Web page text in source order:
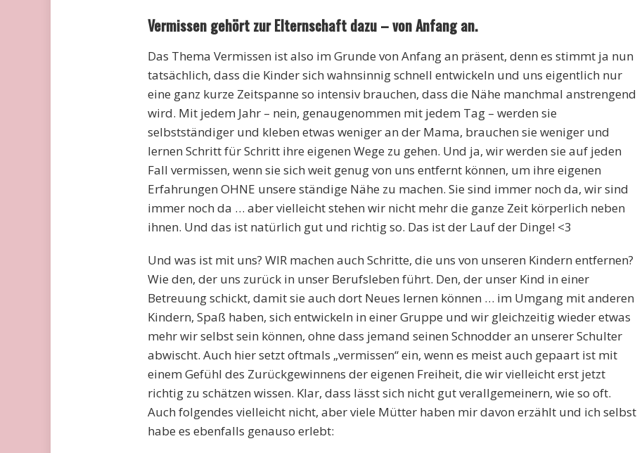
Vermissen gehört zur Elternschaft dazu – von Anfang an.
Das Thema Vermissen ist also im Grunde von Anfang an präsent, denn es stimmt ja nun
tatsächlich, dass die Kinder sich wahnsinnig schnell entwickeln und uns eigentlich nur
eine ganz kurze Zeitspanne so intensiv brauchen, dass die Nähe manchmal anstrengend
wird. Mit jedem Jahr – nein, genaugenommen mit jedem Tag – werden sie
selbstständiger und kleben etwas weniger an der Mama, brauchen sie weniger und
lernen Schritt für Schritt ihre eigenen Wege zu gehen. Und ja, wir werden sie auf jeden
Fall vermissen, wenn sie sich weit genug von uns entfernt können, um ihre eigenen
Erfahrungen OHNE unsere ständige Nähe zu machen. Sie sind immer noch da, wir sind
immer noch da … aber vielleicht stehen wir nicht mehr die ganze Zeit körperlich neben
ihnen. Und das ist natürlich gut und richtig so. Das ist der Lauf der Dinge! <3
Und was ist mit uns? WIR machen auch Schritte, die uns von unseren Kindern entfernen?
Wie den, der uns zurück in unser Berufsleben führt. Den, der unser Kind in einer
Betreuung schickt, damit sie auch dort Neues lernen können … im Umgang mit anderen
Kindern, Spaß haben, sich entwickeln in einer Gruppe und wir gleichzeitig wieder etwas
mehr wir selbst sein können, ohne dass jemand seinen Schnodder an unserer Schulter
abwischt. Auch hier setzt oftmals „vermissen“ ein, wenn es meist auch gepaart ist mit
einem Gefühl des Zurückgewinnens der eigenen Freiheit, die wir vielleicht erst jetzt
richtig zu schätzen wissen. Klar, dass lässt sich nicht gut verallgemeinern, wie so oft.
Auch folgendes vielleicht nicht, aber viele Mütter haben mir davon erzählt und ich selbst
habe es ebenfalls genauso erlebt: